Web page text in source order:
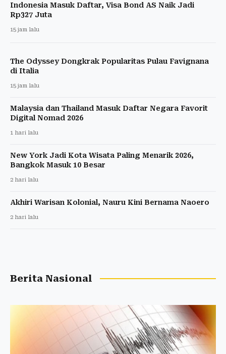
Indonesia Masuk Daftar, Visa Bond AS Naik Jadi
Rp327 Juta
15 jam lalu
The Odyssey Dongkrak Popularitas Pulau Favignana
di Italia
15 jam lalu
Malaysia dan Thailand Masuk Daftar Negara Favorit
Digital Nomad 2026
1 hari lalu
New York Jadi Kota Wisata Paling Menarik 2026,
Bangkok Masuk 10 Besar
2 hari lalu
Akhiri Warisan Kolonial, Nauru Kini Bernama Naoero
2 hari lalu
Berita Nasional